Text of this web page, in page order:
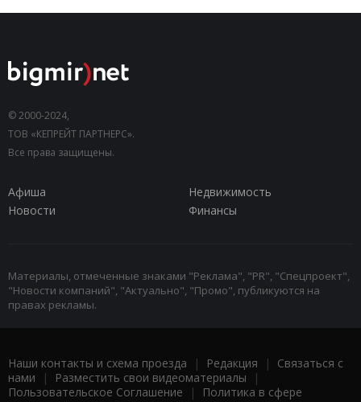
© 2000-2024,
ТОВ «КЕПРЕЙТ ПАРТНЕРС».
Все права защищены.
Афиша
Недвижимость
Новости
Финансы
Материалы, отмеченные знаками "Реклама", "PR", "Спецпроект",
"Новости компаний", "Актуально", "Промо", публикуются на
правах рекламы.
Наши контакты и схема проезда | Редакция | Связаться с
нами | Разместить свои видеоматериалы |
Пользовательское Соглашение |
Политика в сфере